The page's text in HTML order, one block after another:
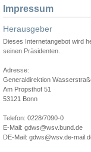
Impressum
Herausgeber
Dieses Internetangebot wird
seinen Präsidenten.
Adresse:
Generaldirektion
Am Propsthof 51
53121 Bonn
Telefon: 0228/7090-0
E-Mail: gdws@wsv.bund.de
DE-Mail: gdws@wsv.de-